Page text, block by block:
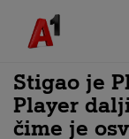
Skip to Main
Stigao je
Player
čime je